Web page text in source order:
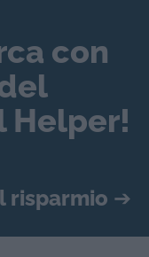
con
Helper!
risparmio ➔